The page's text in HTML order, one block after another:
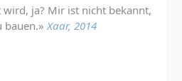
wird, ja? Mir ist nicht bekannt,
bauen.»Xaar, 2014